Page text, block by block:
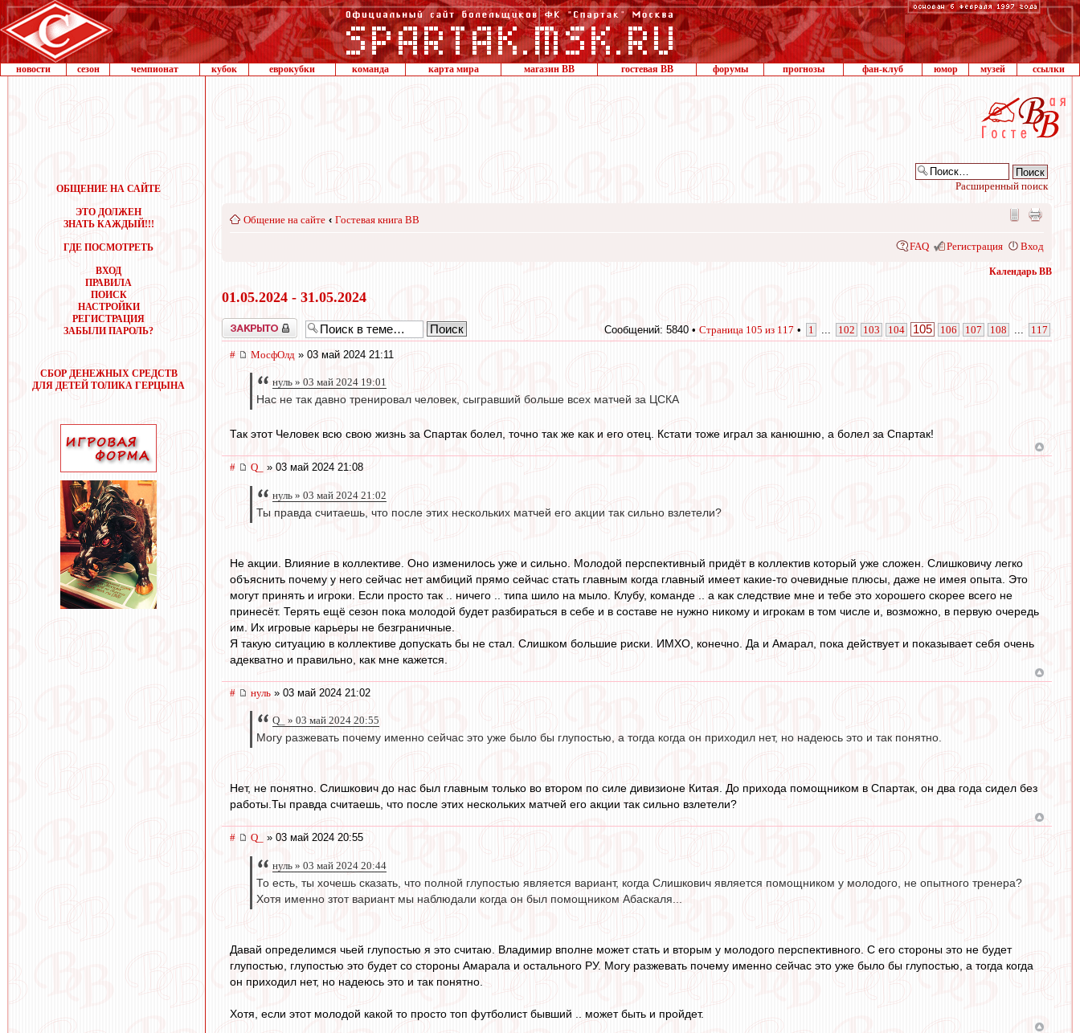
новости сезон чемпионат кубок еврокубки команда карта мира магазин ВВ гостевая ВВ форумы прогнозы фан-клуб юмор музей ссылки
ОБЩЕНИЕ НА САЙТЕ
ЭТО ДОЛЖЕН
ЗНАТЬ КАЖДЫЙ!!!
ГДЕ ПОСМОТРЕТЬ
ВХОД
ПРАВИЛА
ПОИСК
НАСТРОЙКИ
РЕГИСТРАЦИЯ
ЗАБЫЛИ ПАРОЛЬ?
СБОР ДЕНЕЖНЫХ СРЕДСТВ
ДЛЯ ДЕТЕЙ ТОЛИКА ГЕРЦЫНА
Расширенный поиск
Общение на сайте ‹ Гостевая книга ВВ
FAQ Регистрация Вход
Календарь ВВ
01.05.2024 - 31.05.2024
Закрыто Сообщений: 5840 • Страница 105 из 117 • 1 102 103 104 105 106 107 108 117
# МосфОлд » 03 май 2024 21:11
нуль » 03 май 2024 19:01
Нас не так давно тренировал человек, сыгравший больше всех матчей за ЦСКА
Так этот Человек всю свою жизнь за Спартак болел, точно так же как и его отец. Кстати тоже играл за канюшню, а болел за Спартак!
# Q_ » 03 май 2024 21:08
нуль » 03 май 2024 21:02
Ты правда считаешь, что после этих нескольких матчей его акции так сильно взлетели?
Не акции. Влияние в коллективе. Оно изменилось уже и сильно. Молодой перспективный придёт в коллектив который уже сложен. Слишковичу легко
объяснить почему у него сейчас нет амбиций прямо сейчас стать главным когда главный имеет какие-то очевидные плюсы, даже не имея опыта. Это
могут принять и игроки. Если просто так .. ничего .. типа шило на мыло. Клубу, команде .. а как следствие мне и тебе это хорошего скорее всего не
принесёт. Терять ещё сезон пока молодой будет разбираться в себе и в составе не нужно никому и игрокам в том числе и, возможно, в первую очередь
им. Их игровые карьеры не безграничные.
Я такую ситуацию в коллективе допускать бы не стал. Слишком большие риски. ИМХО, конечно. Да и Амарал, пока действует и показывает себя очень
адекватно и правильно, как мне кажется.
# нуль » 03 май 2024 21:02
Q_ » 03 май 2024 20:55
Могу разжевать почему именно сейчас это уже было бы глупостью, а тогда когда он приходил нет, но надеюсь это и так понятно.
Нет, не понятно. Слишкович до нас был главным только во втором по силе дивизионе Китая. До прихода помощником в Спартак, он два года сидел без
работы.Ты правда считаешь, что после этих нескольких матчей его акции так сильно взлетели?
# Q_ » 03 май 2024 20:55
нуль » 03 май 2024 20:44
То есть, ты хочешь сказать, что полной глупостью является вариант, когда Слишкович является помощником у молодого, не опытного тренера?
Хотя именно зтот вариант мы наблюдали когда он был помощником Абаскаля...
Давай определимся чьей глупостью я это считаю. Владимир вполне может стать и вторым у молодого перспективного. С его стороны это не будет
глупостью, глупостью это будет со стороны Амарала и остального РУ. Могу разжевать почему именно сейчас это уже было бы глупостью, а тогда когда
он приходил нет, но надеюсь это и так понятно.
Хотя, если этот молодой какой то просто топ футболист бывший .. может быть и пройдет.